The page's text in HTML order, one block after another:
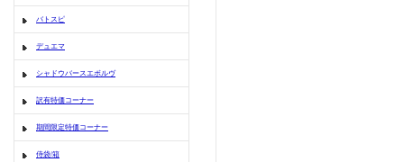
バトスピ
デュエマ
シャドウバースエボルヴ
訳有特価コーナー
期間限定特価コーナー
侍袋/箱